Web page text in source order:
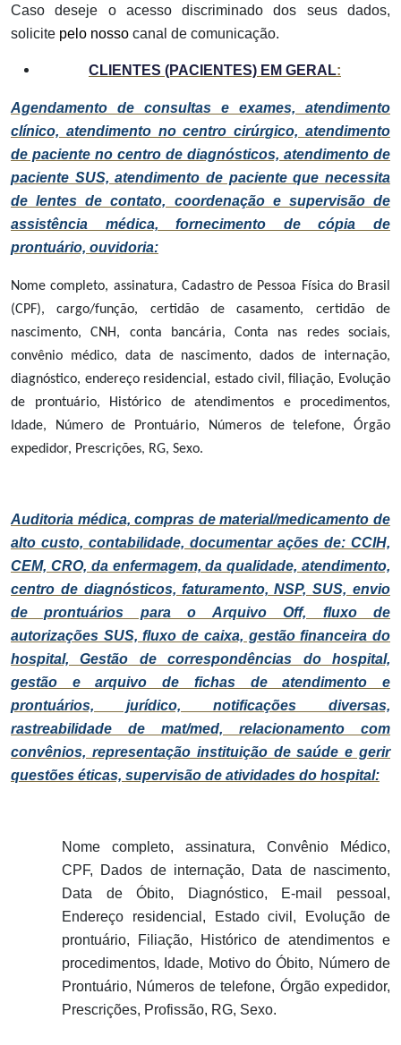
Caso deseje o acesso discriminado dos seus dados,
solicite pelo nosso canal de comunicação.
CLIENTES (PACIENTES) EM GERAL:
Agendamento de consultas e exames, atendimento
clínico, atendimento no centro cirúrgico, atendimento
de paciente no centro de diagnósticos, atendimento de
paciente SUS, atendimento de paciente que necessita
de lentes de contato, coordenação e supervisão de
assistência médica, fornecimento de cópia de
prontuário, ouvidoria:
Nome completo, assinatura, Cadastro de Pessoa Física do Brasil
(CPF), cargo/função, certidão de casamento, certidão de
nascimento, CNH, conta bancária, Conta nas redes sociais,
convênio médico, data de nascimento, dados de internação,
diagnóstico, endereço residencial, estado civil, filiação, Evolução
de prontuário, Histórico de atendimentos e procedimentos,
Idade, Número de Prontuário, Números de telefone, Órgão
expedidor, Prescrições, RG, Sexo.
Auditoria médica, compras de material/medicamento de
alto custo, contabilidade, documentar ações de: CCIH,
CEM, CRO, da enfermagem, da qualidade, atendimento,
centro de diagnósticos, faturamento, NSP, SUS, envio
de prontuários para o Arquivo Off, fluxo de
autorizações SUS, fluxo de caixa, gestão financeira do
hospital, Gestão de correspondências do hospital,
gestão e arquivo de fichas de atendimento e
prontuários, jurídico, notificações diversas,
rastreabilidade de mat/med, relacionamento com
convênios, representação instituição de saúde e gerir
questões éticas, supervisão de atividades do hospital:
Nome completo, assinatura, Convênio Médico,
CPF, Dados de internação, Data de nascimento,
Data de Óbito, Diagnóstico, E-mail pessoal,
Endereço residencial, Estado civil, Evolução de
prontuário, Filiação, Histórico de atendimentos e
procedimentos, Idade, Motivo do Óbito, Número de
Prontuário, Números de telefone, Órgão expedidor,
Prescrições, Profissão, RG, Sexo.